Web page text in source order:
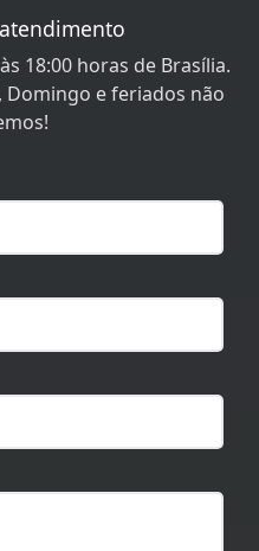
18:00 horas de Brasília.
Domingo e feriados não